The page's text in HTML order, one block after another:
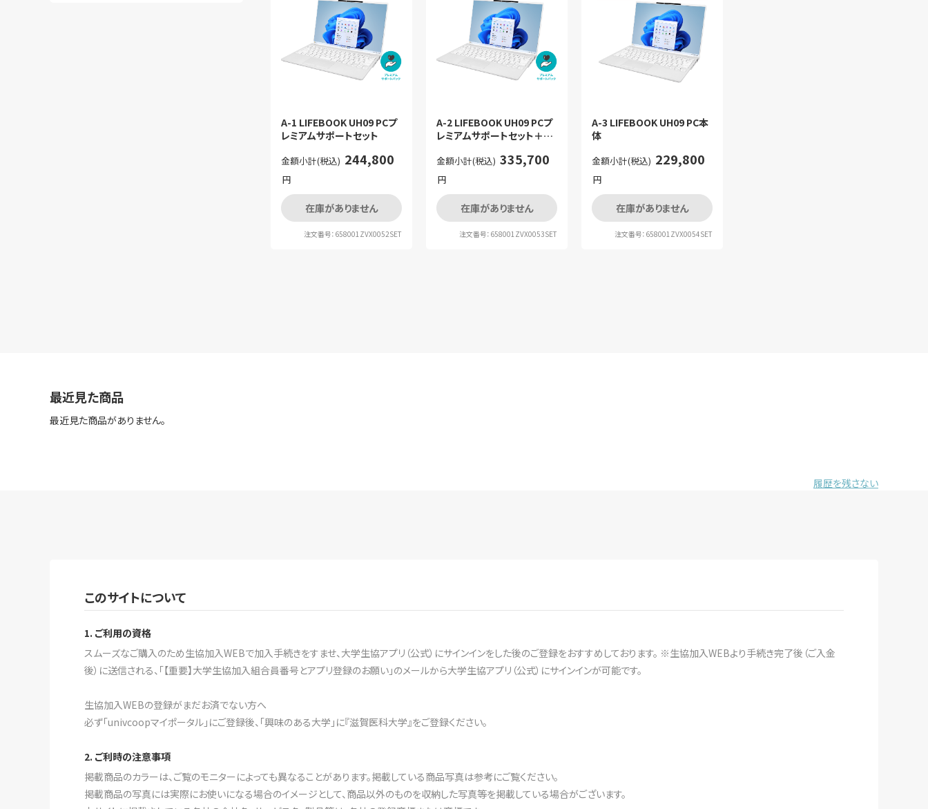
A-1 LIFEBOOK UH09 PCプ
レミアムサポートセット
金額小計(税込) 244,800
円
在庫がありません
注文番号：658001ZVX0052SET
A-2 LIFEBOOK UH09 PCプ
レミアムサポートセット＋
金額小計(税込) 335,700
円
在庫がありません
注文番号：658001ZVX0053SET
A-3 LIFEBOOK UH09 PC本
体
金額小計(税込) 229,800
円
在庫がありません
注文番号：658001ZVX0054SET
最近見た商品
最近見た商品がありません。
履歴を残さない
このサイトについて
1. ご利用の資格
スムーズなご購入のため生協加入WEBで加入手続きをすませ、大学生協アプリ（公式）にサインインをした後のご登録をおすすめしております。 ※生協加入WEBより手続き完了後（ご入金
後）に送信される、「【重要】大学生協加入組合員番号とアプリ登録のお願い」のメールから大学生協アプリ（公式）にサインインが可能です。
生協加入WEBの登録がまだお済でない方へ
必ず「univcoopマイポータル」にご登録後、「興味のある大学」に『滋賀医科大学』をご登録ください。
2. ご利時の注意事項
掲載商品のカラーは、ご覧のモニターによっても異なることがあります。掲載している商品写真は参考にご覧ください。
掲載商品の写真には実際にお使いになる場合のイメージとして、商品以外のものを収納した写真等を掲載している場合がございます。